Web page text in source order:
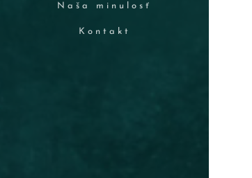
Naša minulosť
Kontakt